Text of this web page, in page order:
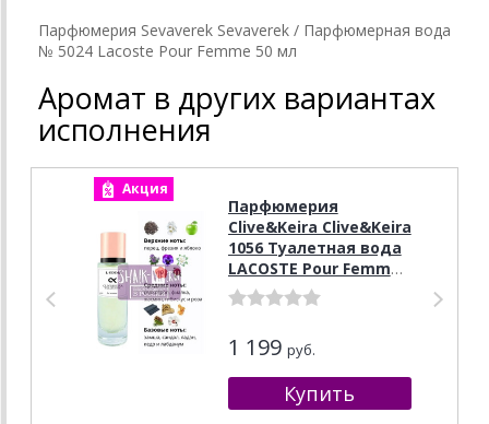
Парфюмерия Sevaverek Sevaverek / Парфюмерная вода
№ 5024 Lacoste Pour Femme 50 мл
Аромат в других вариантах
исполнения
Акция
Парфюмерия
Clive&Keira Clive&Keira
1056 Туалетная вода
LACOSTE Pour Femme
30 ml
1 199 руб.